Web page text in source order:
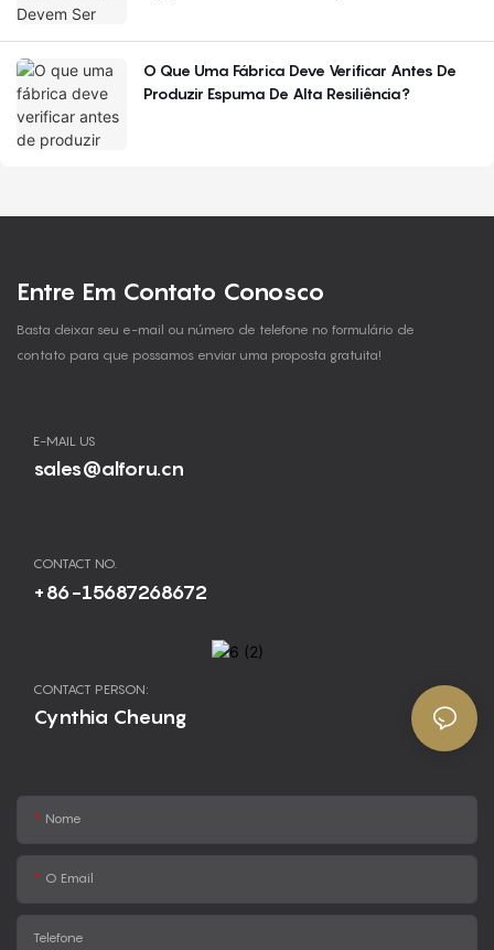
O Que Uma Fábrica Deve Verificar Antes De
Produzir Espuma De Alta Resiliência?
Entre Em Contato Conosco
Basta deixar seu e-mail ou número de telefone no formulário de
contato para que possamos enviar uma proposta gratuita!
E-MAIL US
sales@alforu.cn
CONTACT NO.
+86-15687268672
CONTACT PERSON:
Cynthia Cheung
Nome
O Email
Telefone